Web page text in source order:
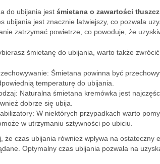
do ubijania jest śmietana o zawartości
ubijania jest znacznie łatwiejszy, co pozwala
zatrzymać powietrze, co powoduje, że
śmietanę do ubijania, warto także
Śmietana powinna być
temperaturę do ubijania.
Naturalna śmietana kremówka jest
dobrze się ubija.
W niektórych przypadkach warto
w utrzymaniu sztywności po ubiciu.
że czas ubijania również wpływa na ostateczny
Optymalny czas ubijania pozwala na